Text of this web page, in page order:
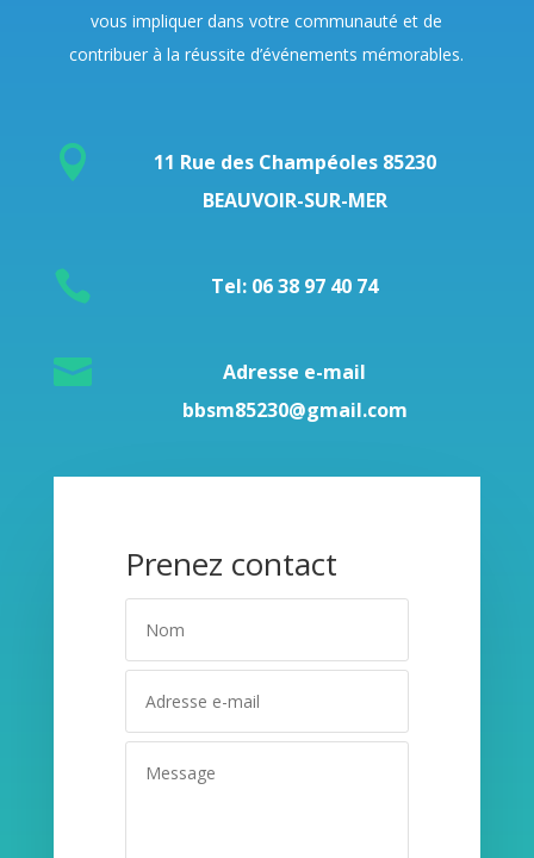
vous impliquer dans votre communauté et de
contribuer à la réussite d’événements mémorables.

11 Rue des Champéoles 85230
BEAUVOIR-SUR-MER
 Tel: 06 38 97 40 74

Adresse e-mail
bbsm85230@gmail.com
Prenez contact